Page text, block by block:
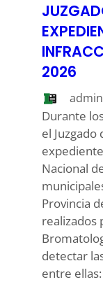
2026
Durante
el Juzgado
Nacional
Provincia
realizados
detectar
entre